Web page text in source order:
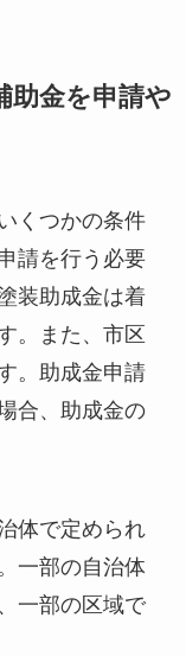
助金を申請や
くつかの条件
請を行う必要
装助成金は着
。また、市区
。助成金申請
合、助成金の
体で定められ
一部の自治体
一部の区域で